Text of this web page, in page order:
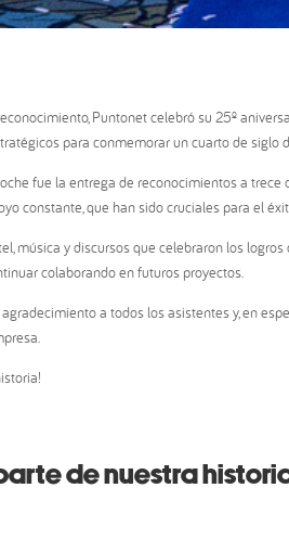
Puntonet celebró su 25º
para conmemorar un cuarto de siglo
fue la entrega de reconocimientos a
constante, que han sido cruciales para el
música y discursos que celebraron los
colaborando en futuros proyectos.
a todos los asistentes y, en
de nuestra